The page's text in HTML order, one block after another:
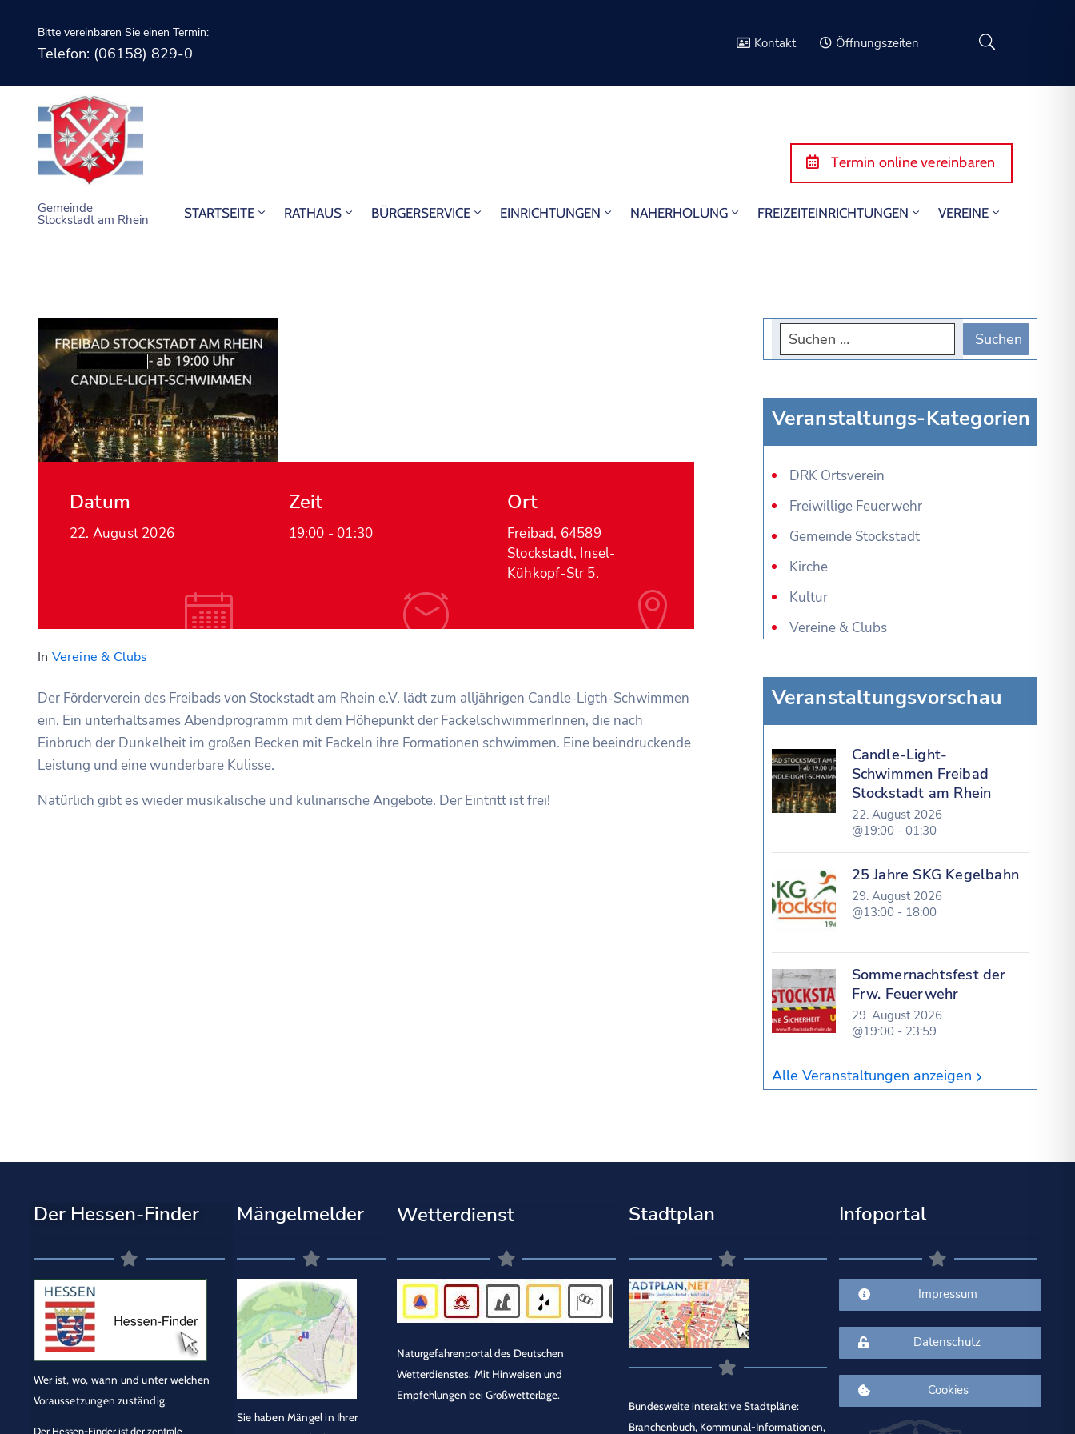
Bitte vereinbaren Sie einen Termin:
Telefon: (06158) 829-0
Kontakt Öffnungszeiten
Gemeinde
Stockstadt am Rhein
Termin online vereinbaren
STARTSEITE RATHAUS BÜRGERSERVICE EINRICHTUNGEN NAHERHOLUNG FREIZEITEINRICHTUNGEN VEREINE
Datum
22. August 2026
Zeit
19:00 - 01:30
Ort
Freibad, 64589
Stockstadt, Insel-
Kühkopf-Str 5.
In Vereine & Clubs
Der Förderverein des Freibads von Stockstadt am Rhein e.V. lädt zum alljährigen Candle-Ligth-Schwimmen
ein. Ein unterhaltsames Abendprogramm mit dem Höhepunkt der FackelschwimmerInnen, die nach
Einbruch der Dunkelheit im großen Becken mit Fackeln ihre Formationen schwimmen. Eine beeindruckende
Leistung und eine wunderbare Kulisse.
Natürlich gibt es wieder musikalische und kulinarische Angebote. Der Eintritt ist frei!
Veranstaltungs-Kategorien
DRK Ortsverein
Freiwillige Feuerwehr
Gemeinde Stockstadt
Kirche
Kultur
Vereine & Clubs
Veranstaltungsvorschau
Candle-Light-
Schwimmen Freibad
Stockstadt am Rhein
22. August 2026
@19:00 - 01:30
25 Jahre SKG Kegelbahn
29. August 2026
@13:00 - 18:00
Sommernachtsfest der
Frw. Feuerwehr
29. August 2026
@19:00 - 23:59
Alle Veranstaltungen anzeigen
Der Hessen-Finder
Wer ist, wo, wann und unter welchen
Voraussetzungen zuständig.
Der Hessen-Finder ist der zentrale
Mängelmelder
Sie haben Mängel in Ihrer
Wetterdienst
Naturgefahrenportal des Deutschen
Wetterdienstes. Mit Hinweisen und
Empfehlungen bei Großwetterlage.
Stadtplan
Bundesweite interaktive Stadtpläne:
Branchenbuch, Kommunal-Informationen,
Infoportal
Impressum
Datenschutz
Cookies